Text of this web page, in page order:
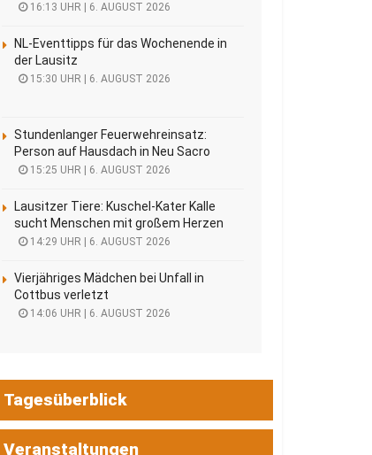
16:13 UHR | 6. AUGUST 2026
NL-Eventtipps für das Wochenende in
der Lausitz
15:30 UHR | 6. AUGUST 2026
Stundenlanger Feuerwehreinsatz:
Person auf Hausdach in Neu Sacro
15:25 UHR | 6. AUGUST 2026
Lausitzer Tiere: Kuschel-Kater Kalle
sucht Menschen mit großem Herzen
14:29 UHR | 6. AUGUST 2026
Vierjähriges Mädchen bei Unfall in
Cottbus verletzt
14:06 UHR | 6. AUGUST 2026
Tagesüberblick
Veranstaltungen